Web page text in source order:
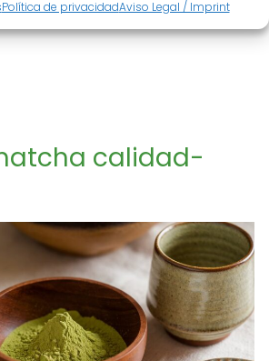
Política de privacidadAviso Legal / Imprint
calidad-